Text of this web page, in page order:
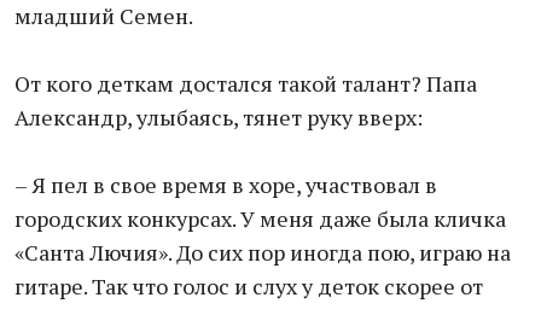
младший Семен.
От кого деткам достался такой талант? Папа
Александр, улыбаясь, тянет руку вверх:
– Я пел в свое время в хоре, участвовал в
городских конкурсах. У меня даже была кличка
«Санта Лючия». До сих пор иногда пою, играю на
гитаре. Так что голос и слух у деток скорее от